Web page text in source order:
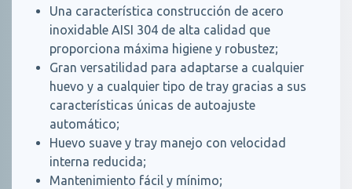
Una característica construcción de acero
inoxidable AISI 304 de alta calidad que
proporciona máxima higiene y robustez;
Gran versatilidad para adaptarse a cualquier
huevo y a cualquier tipo de tray gracias a sus
características únicas de autoajuste
automático;
Huevo suave y tray manejo con velocidad
interna reducida;
Mantenimiento fácil y mínimo;